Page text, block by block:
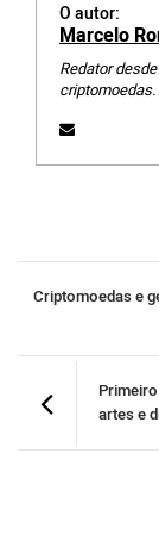
O autor:
Marcelo
Redator
criptomoedas.
Criptomoedas e
artes e